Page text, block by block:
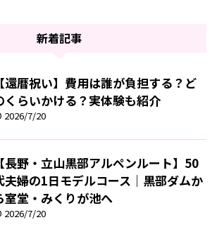
新着記事
【還暦祝い】費用は誰が負担する？ど
くらいかける？実体験も紹介
2026/7/20
【長野・立山黒部アルペンルート】50
夫婦の1日モデルコース｜黒部ダムか
室堂・みくりが池へ
2026/7/20